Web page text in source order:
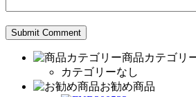
商品カテゴリ
カテゴリーなし
お勧め商品